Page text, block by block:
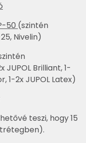
50 (szintén
Nivelin)
JUPOL Brilliant, 1-
1-2x JUPOL Latex)
teszi, hogy 15